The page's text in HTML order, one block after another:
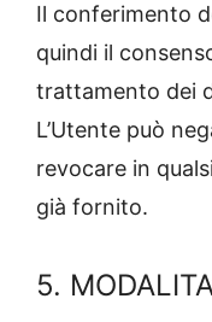
Il conferimento
quindi il
trattamento dei
L’Utente può
revocare in
già fornito.
5.